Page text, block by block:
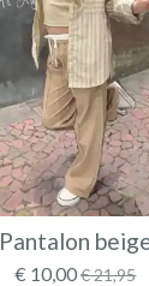
Pantalon
€ 10,00€ 21,95